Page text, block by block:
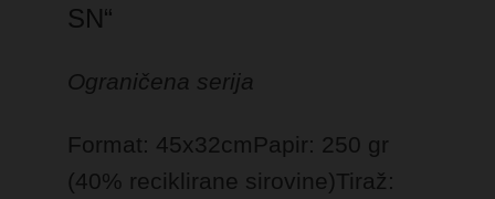
SN“
Ograničena serija
Format: 45x32cmPapir: 250 gr
(40% reciklirane sirovine)Tiraž: